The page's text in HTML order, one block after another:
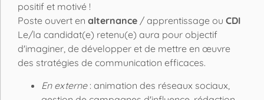
positif et motivé !
Poste ouvert en alternance / apprentissage ou CDI
Le/la candidat(e) retenu(e) aura pour objectif
d'imaginer, de développer et de mettre en œuvre
des stratégies de communication efficaces.
En externe: animation des réseaux sociaux,